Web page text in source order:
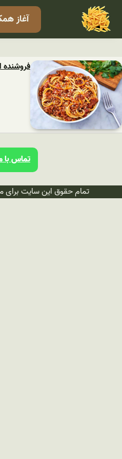
آغاز
فروشنده
تماس با
تمام حقوق این سایت برای